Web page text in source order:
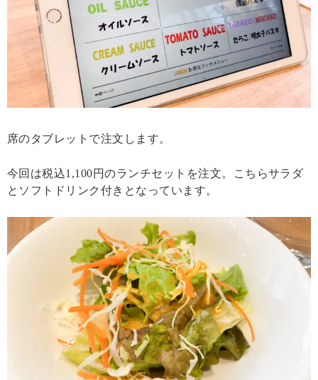
席のタブレットで注文します。
今回は税込1,100円のランチセットを注文。こちらサラダ
とソフトドリンク付きとなっています。